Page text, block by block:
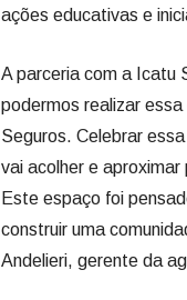
ações educativas e
A parceria com a Icatu
podermos realizar
Seguros. Celebrar
vai acolher e
Este espaço foi
construir uma
Andelieri, gerente da